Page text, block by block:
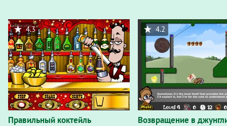
Правильный коктейль
4.3
Возвращение в
4.2